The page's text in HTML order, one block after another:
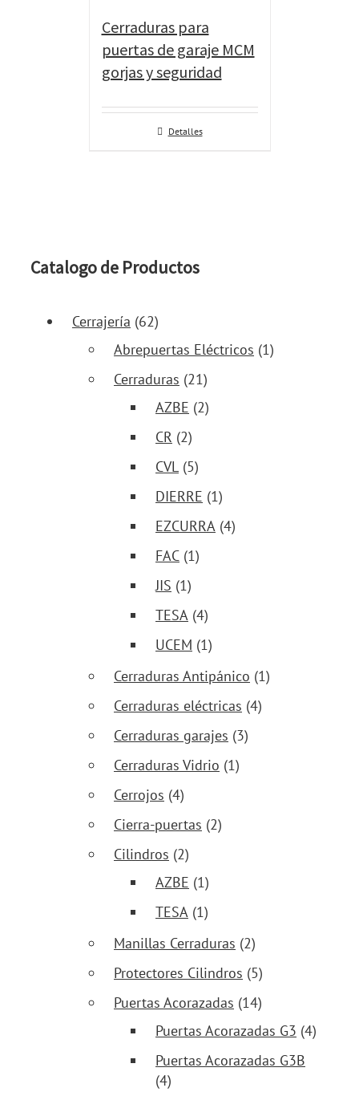
Cerraduras para
puertas de garaje MCM
gorjas y seguridad
Detalles
Catalogo de Productos
Cerrajería (62)
Abrepuertas Eléctricos (1)
Cerraduras (21)
AZBE (2)
CR (2)
CVL (5)
DIERRE (1)
EZCURRA (4)
FAC (1)
JIS (1)
TESA (4)
UCEM (1)
Cerraduras Antipánico (1)
Cerraduras eléctricas (4)
Cerraduras garajes (3)
Cerraduras Vidrio (1)
Cerrojos (4)
Cierra-puertas (2)
Cilindros (2)
AZBE (1)
TESA (1)
Manillas Cerraduras (2)
Protectores Cilindros (5)
Puertas Acorazadas (14)
Puertas Acorazadas G3 (4)
Puertas Acorazadas G3B
(4)